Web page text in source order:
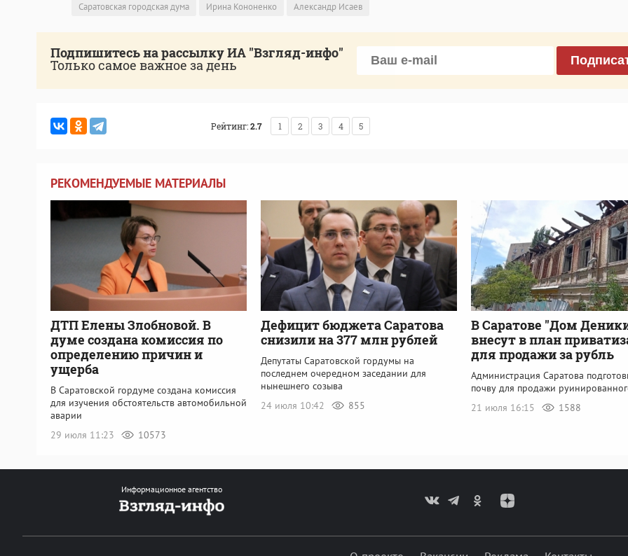
Саратовская городская дума Ирина Кононенко Александр Исаев
Подпишитесь на рассылку ИА "Взгляд-инфо"
Только самое важное за день
Рейтинг:2.7 1 2 3 4 5
РЕКОМЕНДУЕМЫЕ МАТЕРИАЛЫ
ДТП Елены Злобновой. В
думе создана комиссия по
определению причин и
ущерба
В Саратовской гордуме создана комиссия
для изучения обстоятельств автомобильной
аварии
29 июля 11:23
10573
Дефицит бюджета Саратова
снизили на 377 млн рублей
Депутаты Саратовской гордумы на
последнем очередном заседании для
нынешнего созыва
24 июля 10:42
855
В Саратове "Дом
внесут в план
для продажи за рубль
Администрация Саратова
почву для продажи
21 июля 16:15
1588
Информационное агентство